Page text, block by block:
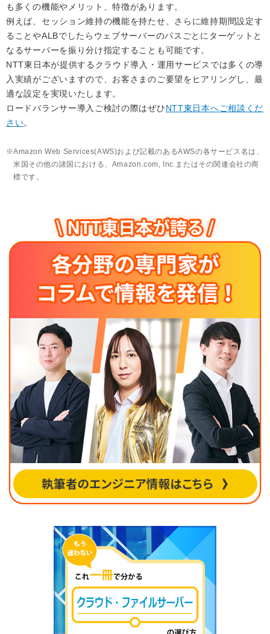
も多くの機能やメリット、特徴があります。
例えば、セッション維持の機能を持たせ、さらに維持期間設定す
ることやALBでしたらウェブサーバーのパスごとにターゲットと
なるサーバーを振り分け指定することも可能です。
NTT東日本が提供するクラウド導入・運用サービスでは多くの導
入実績がございますので、お客さまのご要望をヒアリングし、最
適な設定を実現いたします。
ロードバランサー導入ご検討の際はぜひNTT東日本へご相談くだ
さい。
Amazon Web Services(AWS)および記載のあるAWSの各サービス名は、
米国その他の諸国における、Amazon.com, Inc.またはその関連会社の商
標です。